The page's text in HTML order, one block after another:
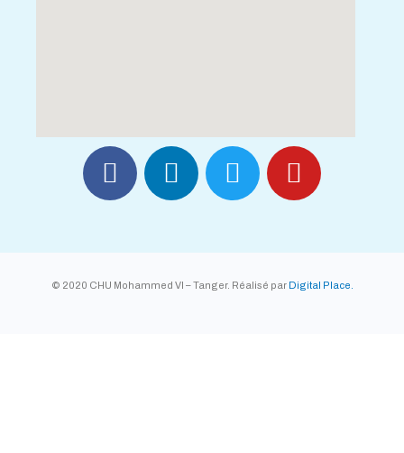
© 2020 CHU Mohammed VI – Tanger. Réalisé par Digital Place.